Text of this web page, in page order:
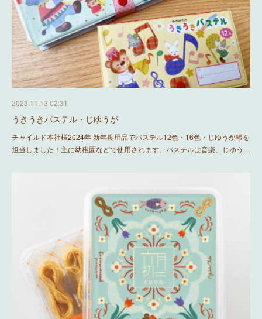
2023.11.13 02:31
うきうきパステル・じゆうが
チャイルド本社様2024年 新年度用品でパステル12色・16色・じゆうが帳を
担当しました！主に幼稚園などで使用されます。パステルは音楽、じゆう…